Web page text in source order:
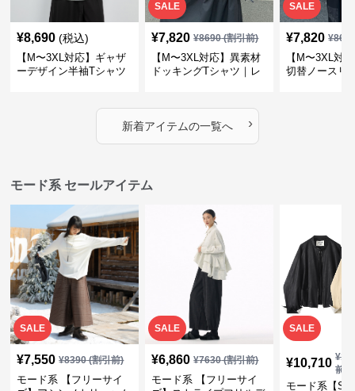
¥8,690 (税込)
【M〜3XL対応】ギャザ
ーデザイン半袖Tシャツ
SALE
¥7,820 ¥8690(割引前)
【M〜3XL対応】異素材
ドッキングTシャツ｜レ
カバー・大人モード
SALE
¥7,820 ¥
【M〜3XL対
切替ノースリ
新着アイテムの一覧へ ›
モード系 セールアイテム
SALE
¥7,550 ¥8390(割引前)
モード系 【フリーサイ
SALE
¥6,860 ¥7630(割引前)
モード系 【フリーサイ
SALE
¥10,710 ¥
前)
モード系【S